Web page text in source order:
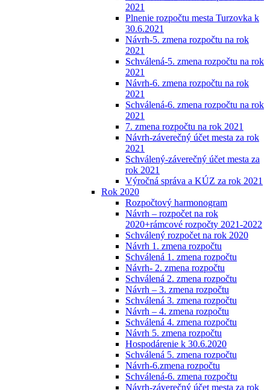
2021
Plnenie rozpočtu mesta Turzovka k
30.6.2021
Návrh-5. zmena rozpočtu na rok
2021
Schválená-5. zmena rozpočtu na rok
2021
Návrh-6. zmena rozpočtu na rok
2021
Schválená-6. zmena rozpočtu na rok
2021
7. zmena rozpočtu na rok 2021
Návrh-záverečný účet mesta za rok
2021
Schválený-záverečný účet mesta za
rok 2021
Výročná správa a KÚZ za rok 2021
Rok 2020
Rozpočtový harmonogram
Návrh – rozpočet na rok
2020+rámcové rozpočty 2021-2022
Schválený rozpočet na rok 2020
Návrh 1. zmena rozpočtu
Schválená 1. zmena rozpočtu
Návrh- 2. zmena rozpočtu
Schválená 2. zmena rozpočtu
Návrh – 3. zmena rozpočtu
Schválená 3. zmena rozpočtu
Návrh – 4. zmena rozpočtu
Schválená 4. zmena rozpočtu
Návrh 5. zmena rozpočtu
Hospodárenie k 30.6.2020
Schválená 5. zmena rozpočtu
Návrh-6.zmena rozpočtu
Schválená-6. zmena rozpočtu
Návrh-záverečný účet mesta za rok